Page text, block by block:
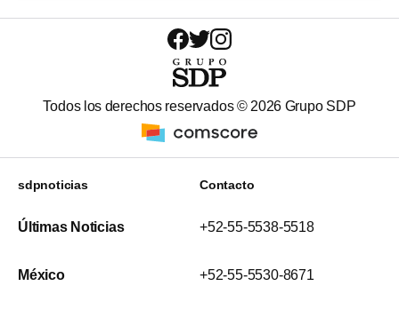
Todos los derechos reservados © 2026 Grupo SDP
sdpnoticias
Últimas Noticias
México
Contacto
+52-55-5538-5518
+52-55-5530-8671